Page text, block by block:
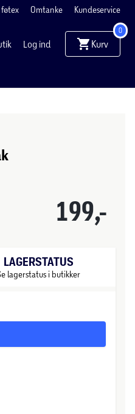
føtex Omtanke Kundeservice
Log ind Kurv
0
199,-
LAGERSTATUS
lagerstatus i butikker